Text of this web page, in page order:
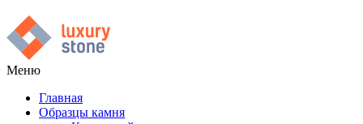
Меню
Главная
Образцы камня